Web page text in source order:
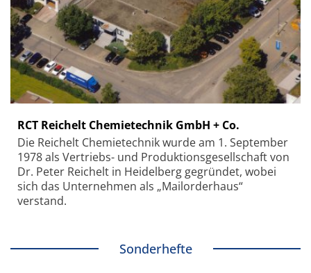
RCT Reichelt Chemietechnik GmbH + Co.
Die Reichelt Chemietechnik wurde am 1. September
1978 als Vertriebs- und Produktionsgesellschaft von
Dr. Peter Reichelt in Heidelberg gegründet, wobei
sich das Unternehmen als „Mailorderhaus“
verstand.
Sonderhefte